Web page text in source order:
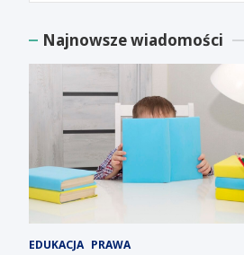
Najnowsze wiadomości
EDUKACJA PRAWA